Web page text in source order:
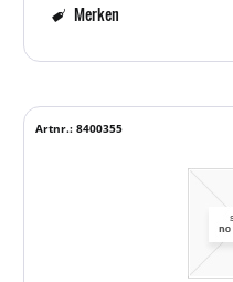
Merken
Artnr.: 8400355